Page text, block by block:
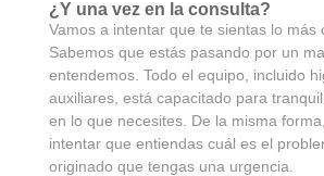
¿Y una vez en la consulta?
Vamos a intentar que te sientas lo más
Sabemos que estás pasando por un
entendemos. Todo el equipo, incluido
auxiliares, está capacitado para
en lo que necesites. De la misma
intentar que entiendas cuál es el
originado que tengas una urgencia.